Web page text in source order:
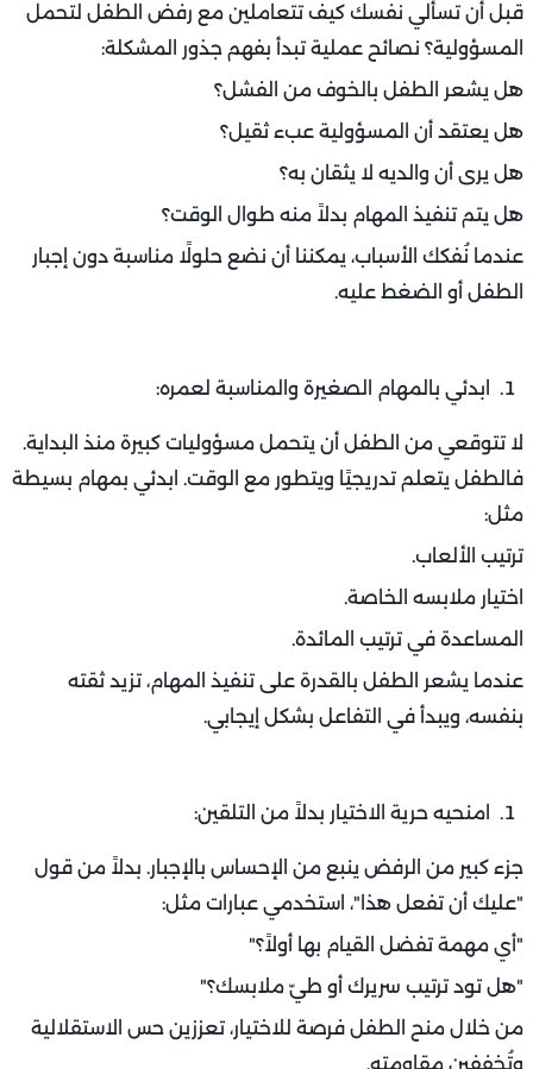
قبل أن تسألي نفسك كيف تتعاملين مع رفض الطفل لتحمل
المسؤولية؟ نصائح عملية تبدأ بفهم جذور المشكلة:
هل يشعر الطفل بالخوف من الفشل؟
هل يعتقد أن المسؤولية عبء ثقيل؟
هل يرى أن والديه لا يثقان به؟
هل يتم تنفيذ المهام بدلاً منه طوال الوقت؟
عندما نُفكك الأسباب، يمكننا أن نضع حلولًا مناسبة دون إجبار
الطفل أو الضغط عليه.
ابدئي بالمهام الصغيرة والمناسبة لعمره:
لا تتوقعي من الطفل أن يتحمل مسؤوليات كبيرة منذ البداية.
فالطفل يتعلم تدريجيًا ويتطور مع الوقت. ابدئي بمهام بسيطة
مثل:
ترتيب الألعاب.
اختيار ملابسه الخاصة.
المساعدة في ترتيب المائدة.
عندما يشعر الطفل بالقدرة على تنفيذ المهام، تزيد ثقته
بنفسه، ويبدأ في التفاعل بشكل إيجابي.
امنحيه حرية الاختيار بدلاً من التلقين:
جزء كبير من الرفض ينبع من الإحساس بالإجبار. بدلاً من قول
"عليك أن تفعل هذا"، استخدمي عبارات مثل:
"أي مهمة تفضل القيام بها أولاً؟"
"هل تود ترتيب سريرك أو طيّ ملابسك؟"
من خلال منح الطفل فرصة للاختيار، تعززين حس الاستقلالية
وتُخففين مقاومته.